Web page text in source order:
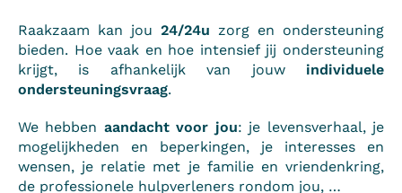
Raakzaam kan jou 24/24u zorg en ondersteuning
bieden. Hoe vaak en hoe intensief jij ondersteuning
krijgt, is afhankelijk van jouwindividuele
ondersteuningsvraag.
We hebben aandacht voor jou: je levensverhaal, je
mogelijkheden en beperkingen, je interesses en
wensen, je relatie met je familie en vriendenkring,
de professionele hulpverleners rondom jou, …